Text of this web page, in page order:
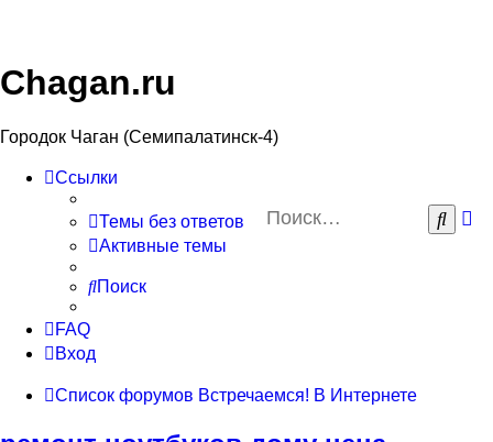
Chagan.ru
Городок Чаган (Семипалатинск-4)
Ссылки
Темы без ответов
Активные темы
Поиск
FAQ
Вход
Список форумов Встречаемся! В Интернете